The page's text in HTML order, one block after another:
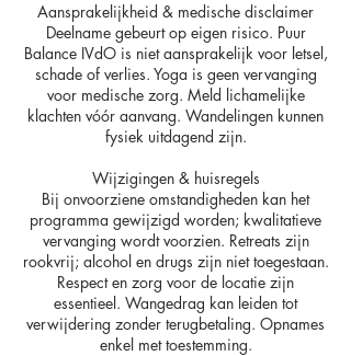
Aansprakelijkheid & medische disclaimer
Deelname gebeurt op eigen risico. Puur
Balance IVdO is niet aansprakelijk voor letsel,
schade of verlies. Yoga is geen vervanging
voor medische zorg. Meld lichamelijke
klachten vóór aanvang. Wandelingen kunnen
fysiek uitdagend zijn.
Wijzigingen & huisregels
Bij onvoorziene omstandigheden kan het
programma gewijzigd worden; kwalitatieve
vervanging wordt voorzien. Retreats zijn
rookvrij; alcohol en drugs zijn niet toegestaan.
Respect en zorg voor de locatie zijn
essentieel. Wangedrag kan leiden tot
verwijdering zonder terugbetaling. Opnames
enkel met toestemming.